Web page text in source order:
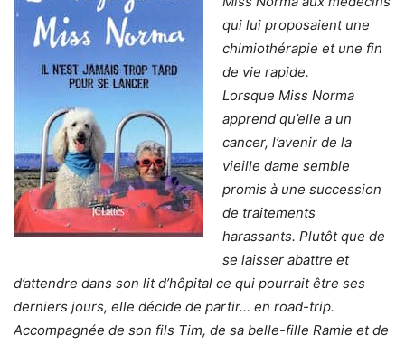
qui lui proposaient une
chimiothérapie et une fin
de vie rapide.
Lorsque Miss Norma
apprend qu’elle a un
cancer, l’avenir de la
vieille dame semble
promis à une succession
de traitements
harassants. Plutôt que de
se laisser abattre et
d’attendre dans son lit d’hôpital ce qui pourrait être ses
derniers jours, elle décide de partir… en road-trip.
Accompagnée de son fils Tim, de sa belle-fille Ramie et de